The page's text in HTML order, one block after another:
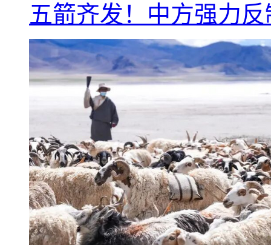
五箭齐发！中方强力